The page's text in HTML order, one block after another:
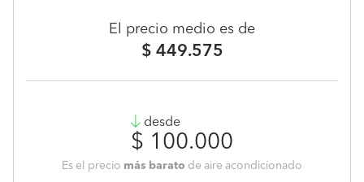
El precio medio es de
$ 449.575
desde
$ 100.000
Es el precio más barato de aire acondicionado